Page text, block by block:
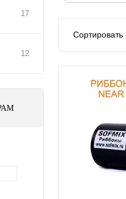
17
12
Сортировать